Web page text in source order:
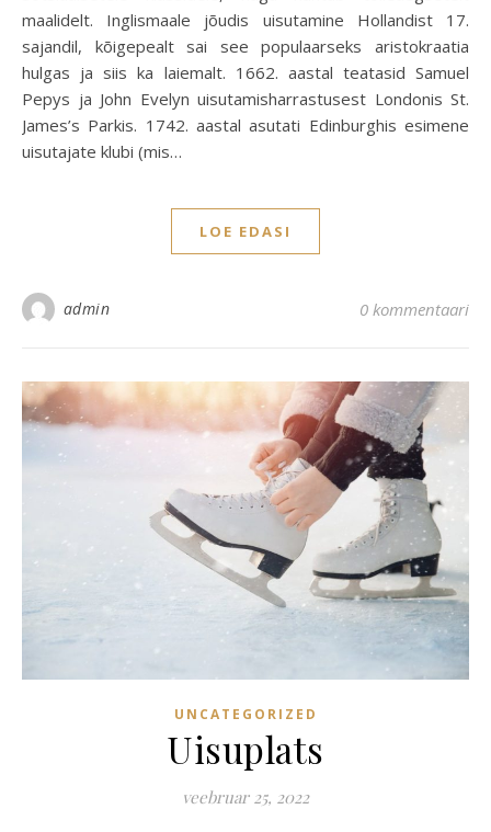
maalidelt. Inglismaale jõudis uisutamine Hollandist 17.
sajandil, kõigepealt sai see populaarseks aristokraatia
hulgas ja siis ka laiemalt. 1662. aastal teatasid Samuel
Pepys ja John Evelyn uisutamisharrastusest Londonis St.
James’s Parkis. 1742. aastal asutati Edinburghis esimene
uisutajate klubi (mis…
LOE EDASI
admin 0 kommentaari
UNCATEGORIZED
Uisuplats
veebruar 25, 2022